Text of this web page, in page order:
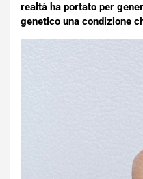
realtà ha portato per
genetico una condizione